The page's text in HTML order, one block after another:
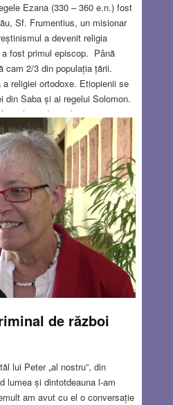
Ezana (330 – 360 e.n.) fost
Sf. Frumentius, un misionar
a devenit religia
fost primul episcop. Până
cam 2/3 din populația țării.
religiei ortodoxe. Etiopienii se
din Saba și ai regelui Solomon.
legendare, dar… parcă
de azi!? De fapt, Yemen și
numai de o strâmtoare,
legături strânse și nu e de
În orice caz, această
foarte în serios, Leul Iudeei este
Read more…
9 COMMENTS
de război
lui Peter „al nostru”, din
lumea și dintotdeauna l-am
am avut cu el o conversație